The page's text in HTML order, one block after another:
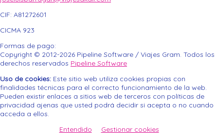
CIF: A81272601
CICMA 923
Formas de pago:
Copyright © 2012-2026 Pipeline Software / Viajes Gram. Todos los
derechos reservados Pipeline Software
Uso de cookies: Este sitio web utiliza cookies propias con
finalidades técnicas para el correcto funcionamiento de la web.
Pueden existir enlaces a sitios web de terceros con políticas de
privacidad ajenas que usted podrá decidir si acepta o no cuando
acceda a ellos.
Entendido
Gestionar cookies